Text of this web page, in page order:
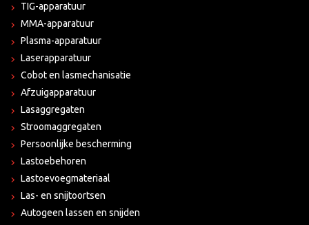
TIG-apparatuur
MMA-apparatuur
Plasma-apparatuur
Laserapparatuur
Cobot en lasmechanisatie
Afzuigapparatuur
Lasaggregaten
Stroomaggregaten
Persoonlijke bescherming
Lastoebehoren
Lastoevoegmateriaal
Las- en snijtoortsen
Autogeen lassen en snijden